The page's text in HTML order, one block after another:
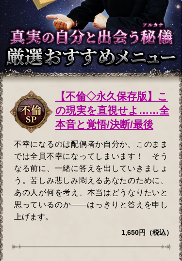
【不倫◇永久保存版】こ
の現実を直視せよ……全
本音と覚悟/決断/最後
不幸になるのは配偶者か自分か。このまま
では全員不幸になってしまいます！ そう
なる前に、一緒に答えを出していきましょ
う。苦しみ悲しみ悶えるあなたのために、
あの人が何を考え、本当はどうなりたいと
思っているのか——はっきりと答えを申し
上げます。
1,650円（税込）